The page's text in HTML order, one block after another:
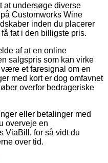
at undersøge diverse
Customworks Wine
inden du placerer
fat i den billigste pris.
af at en online
salgspris som kan virke
et faresignal om en
med kort er dog omfavnet
overfor bedrageriske
eller betalinger med
overveje en
ViaBill, for så vidt du
over tid.